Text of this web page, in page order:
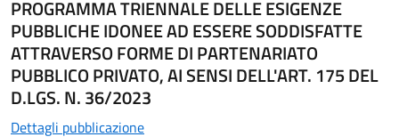
PROGRAMMA TRIENNALE DELLE ESIGENZE
PUBBLICHE IDONEE AD ESSERE SODDISFATTE
ATTRAVERSO FORME DI PARTENARIATO
PUBBLICO PRIVATO, AI SENSI DELL'ART. 175 DEL
D.LGS. N. 36/2023
Dettagli pubblicazione